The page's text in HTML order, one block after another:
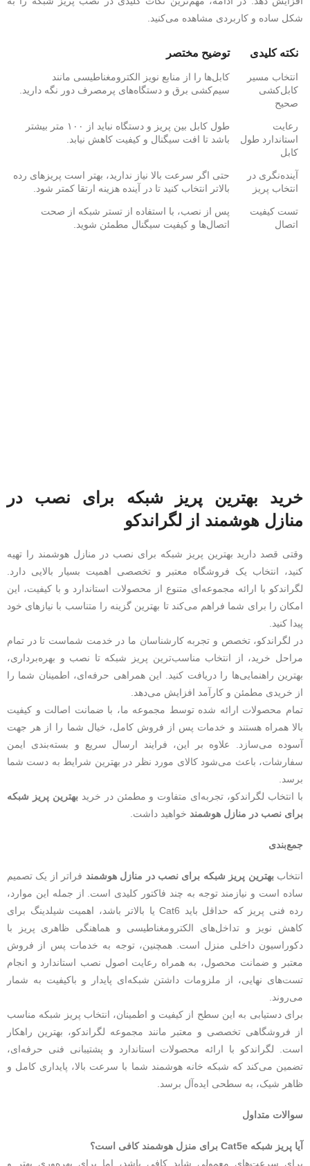
شکل ساده و کاربردی مشاهده می‌کنید.
نکته کلیدی توضیح مختصر
انتخاب مسیر
کابل‌کشی
صحیح
کابل‌ها را از منابع نویز الکترومغناطیسی مانند
سیم‌کشی برق و دستگاه‌های پرمصرف دور نگه دارید.
رعایت
استاندارد طول
کابل
طول کابل بین پریز و دستگاه نباید از ۱۰۰ متر بیشتر
باشد تا افت سیگنال و کیفیت کاهش نیابد.
آینده‌نگری در
انتخاب پریز
حتی اگر سرعت بالا نیاز ندارید، بهتر است پریزهای رده
بالاتر انتخاب کنید تا در آینده هزینه ارتقا کمتر شود.
تست کیفیت
اتصال
پس از نصب، با استفاده از تستر شبکه از صحت
اتصال‌ها و کیفیت سیگنال مطمئن شوید.
خرید بهترین پریز شبکه برای نصب در
منازل هوشمند از لگراندکو
وقتی قصد دارید بهترین پریز شبکه برای نصب در منازل هوشمند را تهیه
کنید، انتخاب یک فروشگاه معتبر و تخصصی اهمیت بسیار بالایی دارد.
لگراندکو با ارائه مجموعه‌ای متنوع از محصولات استاندارد و با کیفیت، این
امکان را برای شما فراهم می‌کند تا بهترین گزینه را متناسب با نیازهای خود
پیدا کنید.
در لگراندکو، تخصص و تجربه کارشناسان ما در خدمت شماست تا در تمام
مراحل خرید، از انتخاب مناسب‌ترین پریز شبکه تا نصب و بهره‌برداری،
بهترین راهنمایی‌ها را دریافت کنید. این همراهی حرفه‌ای، اطمینان شما را
از خریدی مطمئن و کارآمد افزایش می‌دهد.
تمام محصولات ارائه شده توسط مجموعه ما، با ضمانت اصالت و کیفیت
بالا همراه هستند و خدمات پس از فروش کامل، خیال شما را از هر جهت
آسوده می‌سازد. علاوه بر این، فرایند ارسال سریع و بسته‌بندی ایمن
سفارشات، باعث می‌شود کالای مورد نظر در بهترین شرایط به دست شما
برسد.
با انتخاب لگراندکو، تجربه‌ای متفاوت و مطمئن در خریدبهترین پریز شبکه
برای نصب در منازل هوشمند خواهید داشت.
جمع‌بندی
انتخاببهترین پریز شبکه برای نصب در منازل هوشمند فراتر از یک تصمیم
ساده است و نیازمند توجه به چند فاکتور کلیدی است. از جمله این موارد،
رده فنی پریز که حداقل باید Cat6 یا بالاتر باشد، اهمیت شیلدینگ برای
کاهش نویز و تداخل‌های الکترومغناطیسی و هماهنگی ظاهری پریز با
دکوراسیون داخلی منزل است. همچنین، توجه به خدمات پس از فروش
معتبر و ضمانت محصول، به همراه رعایت اصول نصب استاندارد و انجام
تست‌های نهایی، از ملزومات داشتن شبکه‌ای پایدار و باکیفیت به شمار
می‌روند.
برای دستیابی به این سطح از کیفیت و اطمینان، انتخاب پریز شبکه مناسب
از فروشگاهی تخصصی و معتبر مانند مجموعه لگراندکو، بهترین راهکار
است. لگراندکو با ارائه محصولات استاندارد و پشتیبانی فنی حرفه‌ای،
تضمین می‌کند که شبکه خانه هوشمند شما با سرعت بالا، پایداری کامل و
ظاهر شیک، به سطحی ایده‌آل برسد.
سوالات متداول
آیا پریز شبکه Cat5e برای منزل هوشمند کافی است؟
برای سرعت‌های معمولی شاید کافی باشد، اما برای بهره‌وری بهتر و